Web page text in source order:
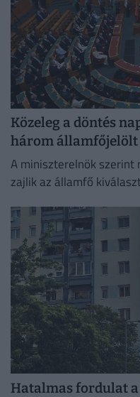
Közeleg a döntés
három államfőjelölt
A miniszterelnök
zajlik az államfő
Hatalmas fordulat